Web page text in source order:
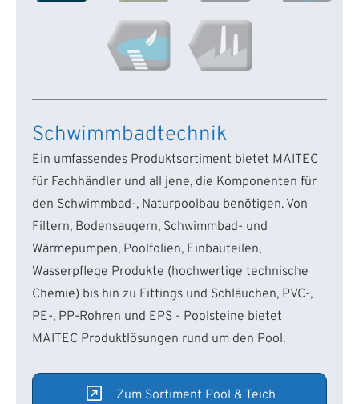
Schwimmbadtechnik
Ein umfassendes Produktsortiment bietet MAITEC
für Fachhändler und all jene, die Komponenten für
den Schwimmbad-, Naturpoolbau benötigen. Von
Filtern, Bodensaugern, Schwimmbad- und
Wärmepumpen, Poolfolien, Einbauteilen,
Wasserpflege Produkte (hochwertige technische
Chemie) bis hin zu Fittings und Schläuchen, PVC-,
PE-, PP-Rohren und EPS - Poolsteine bietet
MAITEC Produktlösungen rund um den Pool.
Zum Sortiment Pool & Teich